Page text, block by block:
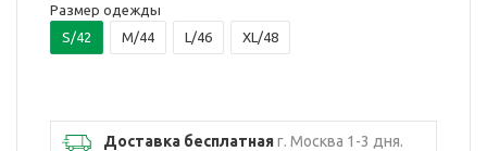
Размер одежды
S/42
M/44 L/46 XL/48
Доставка бесплатнаяг. Москва 1-3 дня.